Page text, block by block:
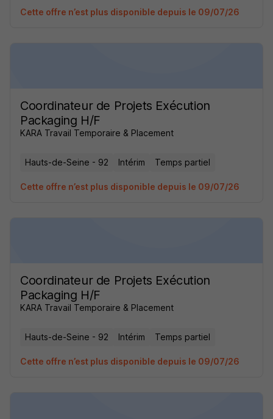
Cette offre n’est plus disponible depuis le 09/07/26
Coordinateur de Projets Exécution
Packaging H/F
KARA Travail Temporaire & Placement
Hauts-de-Seine - 92 Intérim Temps partiel
Cette offre n’est plus disponible depuis le 09/07/26
Coordinateur de Projets Exécution
Packaging H/F
KARA Travail Temporaire & Placement
Hauts-de-Seine - 92 Intérim Temps partiel
Cette offre n’est plus disponible depuis le 09/07/26